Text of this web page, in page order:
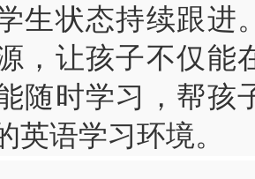
生状态持续跟进
，让孩子不仅能
随时学习，帮孩
英语学习环境。